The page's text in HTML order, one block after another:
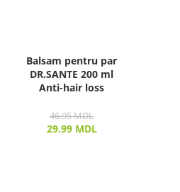
Balsam pentru par
DR.SANTE 200 ml
Anti-hair loss
46.95MDL
29.99 MDL